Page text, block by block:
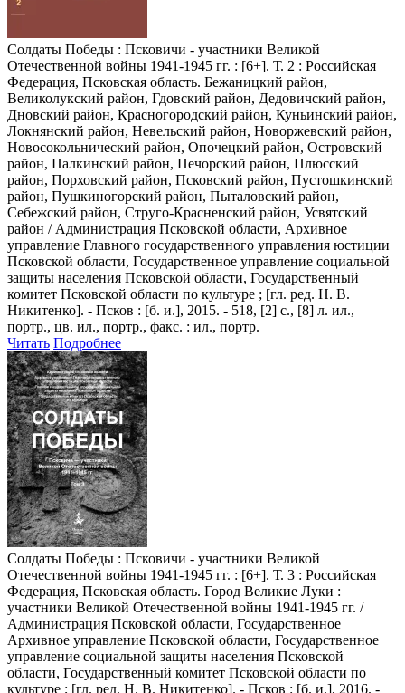
Солдаты Победы : Псковичи - участники Великой
Отечественной войны 1941-1945 гг. : [6+]. Т. 2 : Российская
Федерация, Псковская область. Бежаницкий район,
Великолукский район, Гдовский район, Дедовичский район,
Дновский район, Красногородский район, Куньинский район,
Локнянский район, Невельский район, Новоржевский район,
Новосокольнический район, Опочецкий район, Островский
район, Палкинский район, Печорский район, Плюсский
район, Порховский район, Псковский район, Пустошкинский
район, Пушкиногорский район, Пыталовский район,
Себежский район, Струго-Красненский район, Усвятский
район / Администрация Псковской области, Архивное
управление Главного государственного управления юстиции
Псковской области, Государственное управление социальной
защиты населения Псковской области, Государственный
комитет Псковской области по культуре ; [гл. ред. Н. В.
Никитенко]. - Псков : [б. и.], 2015. - 518, [2] с., [8] л. ил.,
портр., цв. ил., портр., факс. : ил., портр.
Читать Подробнее
Солдаты Победы : Псковичи - участники Великой
Отечественной войны 1941-1945 гг. : [6+]. Т. 3 : Российская
Федерация, Псковская область. Город Великие Луки :
участники Великой Отечественной войны 1941-1945 гг. /
Администрация Псковской области, Государственное
Архивное управление Псковской области, Государственное
управление социальной защиты населения Псковской
области, Государственный комитет Псковской области по
культуре ; [гл. ред. Н. В. Никитенко]. - Псков : [б. и.], 2016. -